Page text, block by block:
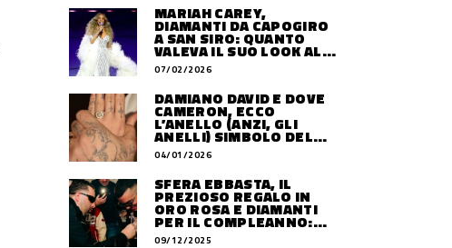
MARIAH CAREY,
DIAMANTI DA CAPOGIRO
A SAN SIRO: QUANTO
VALEVA IL SUO LOOK ALLE
OLIMPIADI
07/02/2026
DAMIANO DAVID E DOVE
CAMERON, ECCO
L’ANELLO (ANZI, GLI
ANELLI) SIMBOLO DEL
LORO AMORE
04/01/2026
SFERA EBBASTA, IL
PREZIOSO REGALO IN
ORO ROSA E DIAMANTI
PER IL COMPLEANNO:
QUANTO VALE
09/12/2025